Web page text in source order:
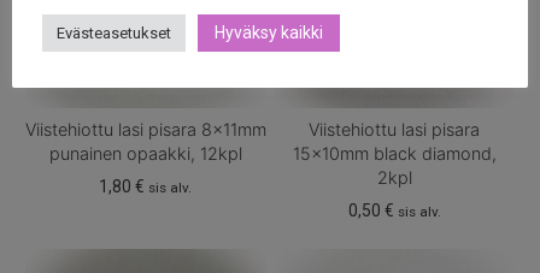
Viistehiottu lasi pisara 8x11mm
punainen opaakki, 12kpl
1,80€ sis alv.
Viistehiottu lasi pisara
15x10mm black diamond,
2kpl
0,50 € sis alv.
Evästeasetukset Hyväksy kaikki